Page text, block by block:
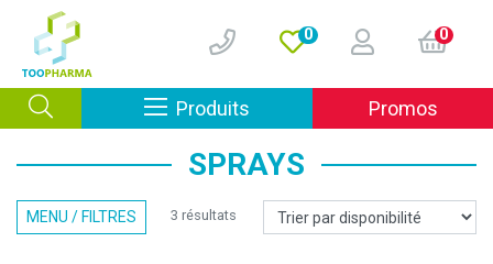
0 0
Produits Afficher la navigation
Promos
SPRAYS
MENU / FILTRES 3 résultats